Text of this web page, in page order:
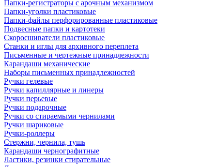
Папки-регистраторы с арочным механизмом
Папки-уголки пластиковые
Папки-файлы перфорированные пластиковые
Подвесные папки и картотеки
Скоросшиватели пластиковые
Станки и иглы для архивного переплета
Письменные и чертежные принадлежности
Карандаши механические
Наборы письменных принадлежностей
Ручки гелевые
Ручки капиллярные и линеры
Ручки перьевые
Ручки подарочные
Ручки со стираемыми чернилами
Ручки шариковые
Ручки-роллеры
Стержни, чернила, тушь
Карандаши чернографитные
Ластики, резинки стирательные